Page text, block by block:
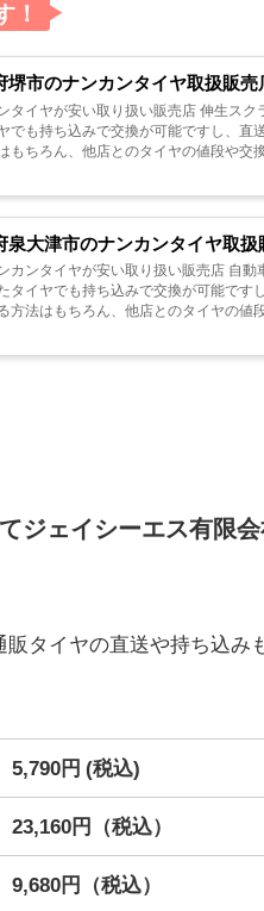
！
堺市のナンカンタイヤ取扱販
タイヤが安い取り扱い販売店 伸生ス
でも持ち込みで交換が可能ですし、直
もちろん、他店とのタイヤの値段や交
泉大津市のナンカンタイヤ取
カンタイヤが安い取り扱い販売店 自
タイヤでも持ち込みで交換が可能です
方法はもちろん、他店とのタイヤの値
ジェイシーエス有限
タイヤの直送や持ち込み
5,790円 (税込)
23,160円（税込）
9,680円（税込）